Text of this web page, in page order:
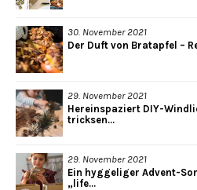
30. November 2021
Der Duft von Bratapfel –
29. November 2021
Hereinspaziert DIY-
tricksen...
29. November 2021
Ein hyggeliger Advent-
„life...